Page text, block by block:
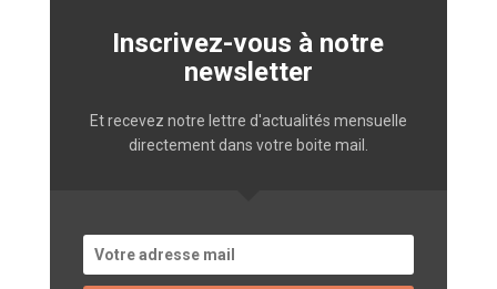
Inscrivez-vous à notre
newsletter
Et recevez notre lettre d'actualités mensuelle
directement dans votre boite mail.